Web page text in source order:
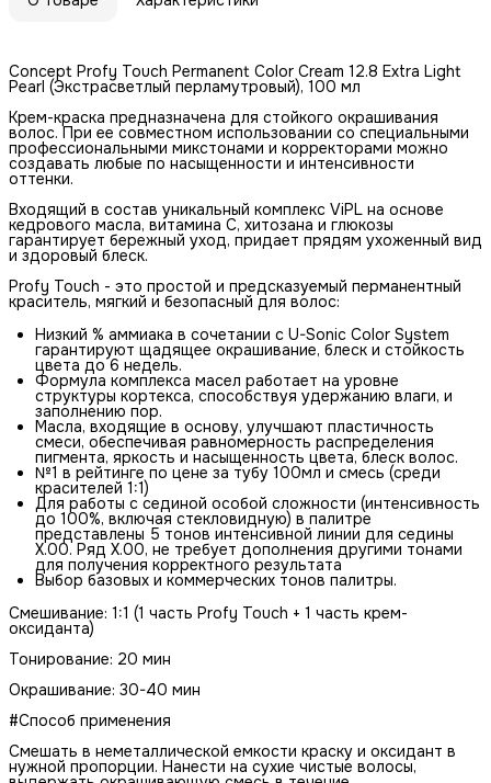
Concept Profy Touch Permanent Color Cream 12.8 Extra Light
Pearl (Экстрасветлый перламутровый), 100 мл
Крем-краска предназначена для стойкого окрашивания
волос. При ее совместном использовании со специальными
профессиональными микстонами и корректорами можно
создавать любые по насыщенности и интенсивности
оттенки.
Входящий в состав уникальный комплекс ViPL на основе
кедрового масла, витамина C, хитозана и глюкозы
гарантирует бережный уход, придает прядям ухоженный вид
и здоровый блеск.
Profy Touch - это простой и предсказуемый перманентный
краситель, мягкий и безопасный для волос:
Низкий % аммиака в сочетании с U-Sonic Color System
гарантируют щадящее окрашивание, блеск и стойкость
цвета до 6 недель.
Формула комплекса масел работает на уровне
структуры кортекса, способствуя удержанию влаги, и
заполнению пор.
Масла, входящие в основу, улучшают пластичность
смеси, обеспечивая равномерность распределения
пигмента, яркость и насыщенность цвета, блеск волос.
№1 в рейтинге по цене за тубу 100мл и смесь (среди
красителей 1:1)
Для работы с сединой особой сложности (интенсивность
до 100%, включая стекловидную) в палитре
представлены 5 тонов интенсивной линии для седины
Х.00. Ряд Х.00, не требует дополнения другими тонами
для получения корректного результата
Выбор базовых и коммерческих тонов палитры.
Смешивание: 1:1 (1 часть Profy Touch + 1 часть крем-
оксиданта)
Тонирование: 20 мин
Окрашивание: 30-40 мин
#Способ применения
Смешать в неметаллической емкости краску и оксидант в
нужной пропорции. Нанести на сухие чистые волосы,